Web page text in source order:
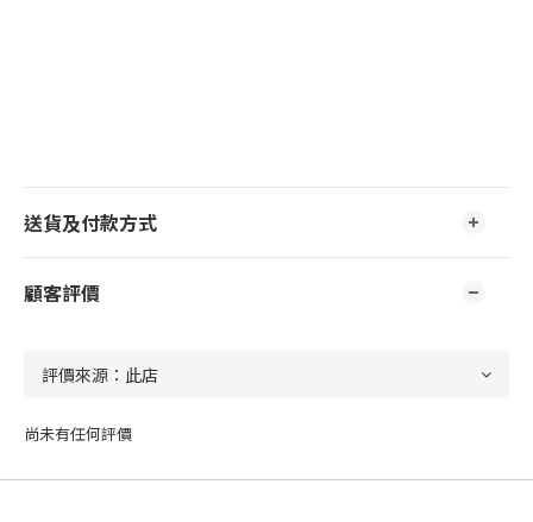
送貨及付款方式
顧客評價
尚未有任何評價